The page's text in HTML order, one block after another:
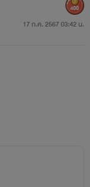
17 ก.ค. 2567 03:42 น.
400